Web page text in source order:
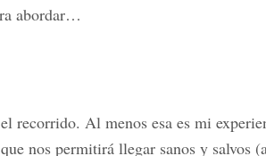
abordar…
recorrido. Al menos esa es mi
nos permitirá llegar sanos y salvos